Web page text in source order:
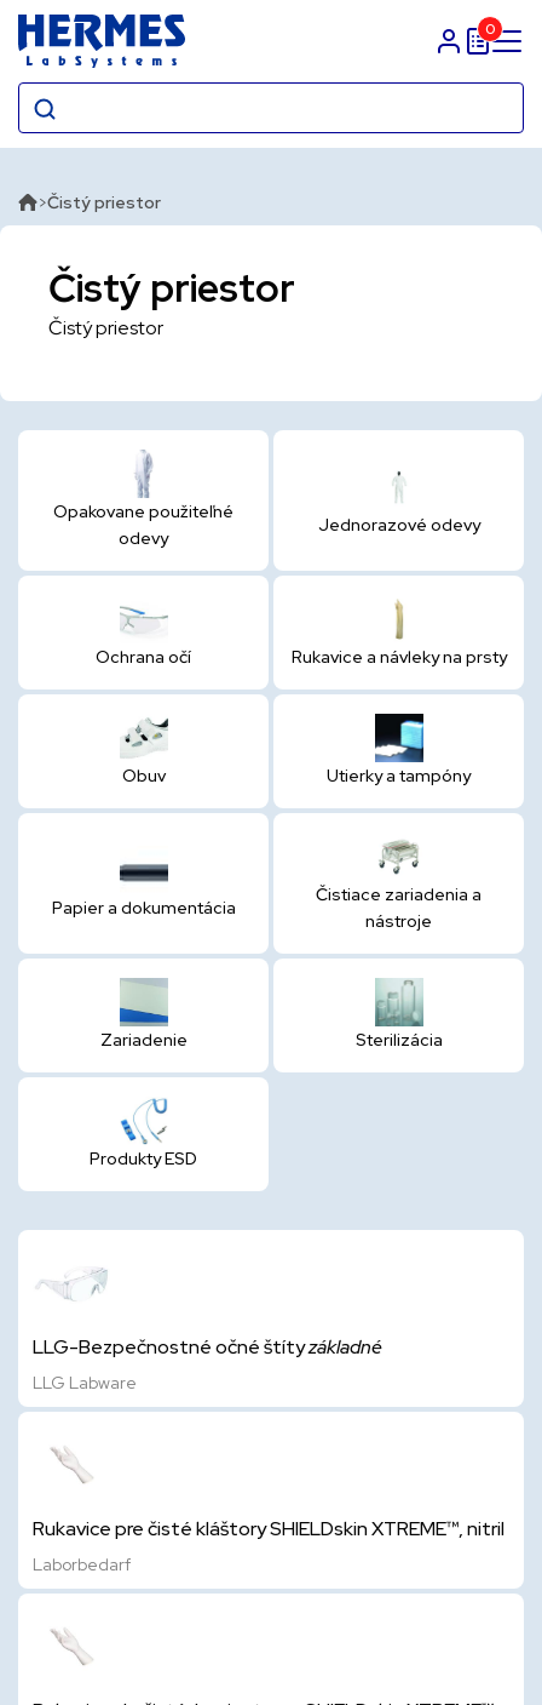
Prihlasit sa
0
Čistý priestor
Čistý priestor
Čistý priestor
Opakovane použiteľné
odevy
Jednorazové odevy
Ochrana očí Rukavice a návleky na prsty
Obuv Utierky a tampóny
Papier a dokumentácia
Čistiace zariadenia a
nástroje
Zariadenie Sterilizácia
Produkty ESD
LLG-Bezpečnostné očné štítyzákladné
LLG Labware
Rukavice pre čisté kláštory SHIELDskin XTREME™, nitril
Laborbedarf